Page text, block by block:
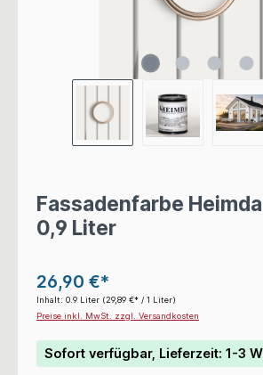
Fassadenfarbe
0,9 Liter
26,90 €*
Inhalt: 0.9 Liter (29,89 €* / 1 Liter)
Preise inkl. MwSt. zzgl. Versandkosten
Sofort verfügbar, Lieferzeit: 1-3